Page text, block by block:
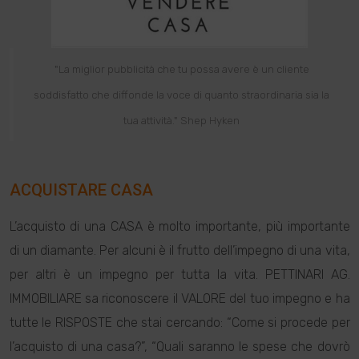
"La miglior pubblicità che tu possa avere è un cliente
soddisfatto che diffonde la voce di quanto straordinaria sia la
tua attività." Shep Hyken
ACQUISTARE CASA
L’acquisto di una CASA è molto importante, più importante
di un diamante. Per alcuni è il frutto dell’impegno di una vita,
per altri è un impegno per tutta la vita. PETTINARI AG.
IMMOBILIARE sa riconoscere il VALORE del tuo impegno e ha
tutte le RISPOSTE che stai cercando: “Come si procede per
l’acquisto di una casa?”, “Quali saranno le spese che dovrò